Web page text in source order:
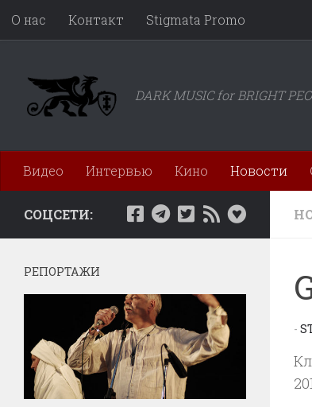
Перейти к содержимому
О нас Контакт Stigmata Promo
DARK MUSIC for BRIGHT
Видео Интервью Кино Новости
-
СОЦСЕТИ:
РЕПОРТАЖИ